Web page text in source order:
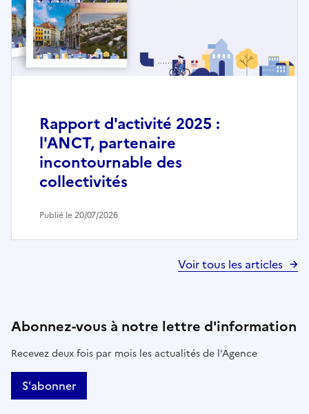
Rapport d'activité 2025 :
l'ANCT, partenaire
incontournable des
collectivités
Publié le 20/07/2026
Voir tous les articles
Abonnez-vous à notre lettre d'information
Recevez deux fois par mois les actualités de l'Agence
S'abonner